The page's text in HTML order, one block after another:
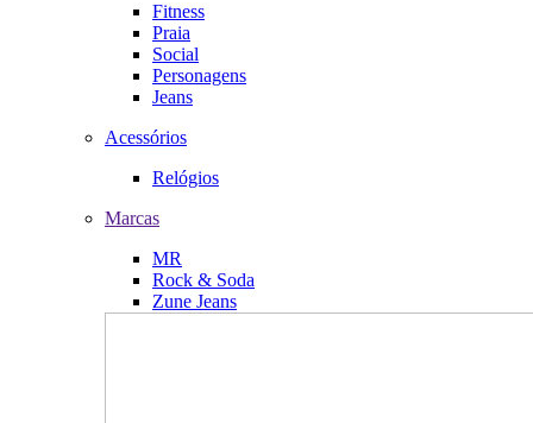
Fitness
Praia
Social
Personagens
Jeans
Acessórios
Relógios
Marcas
MR
Rock & Soda
Zune Jeans